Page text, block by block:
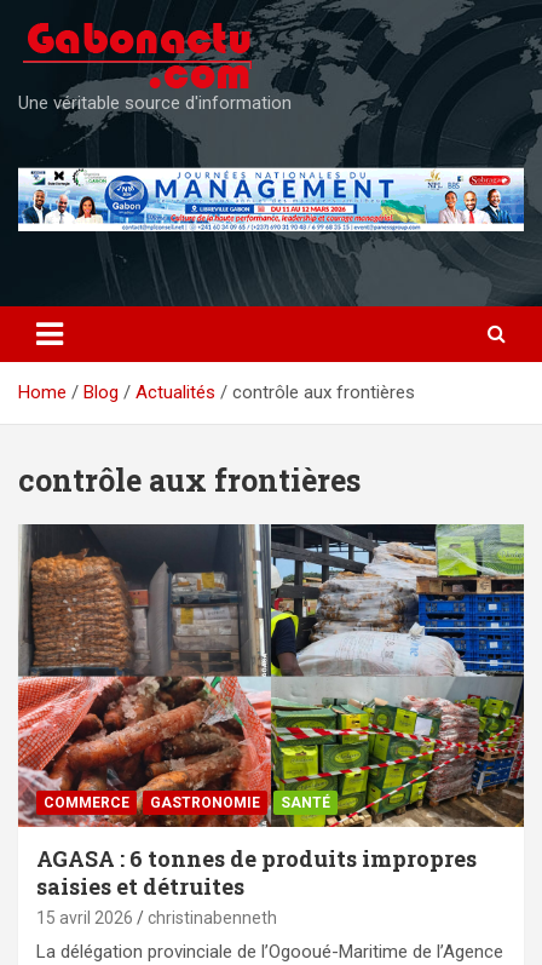
content
Une véritable source d'information
Home Blog Actualités contrôle aux frontières
contrôle aux frontières
COMMERCE GASTRONOMIE SANTÉ
AGASA : 6 tonnes de produits impropres
saisies et détruites
15 avril 2026 christinabenneth
La délégation provinciale de l’Ogooué-Maritime de l’Agence